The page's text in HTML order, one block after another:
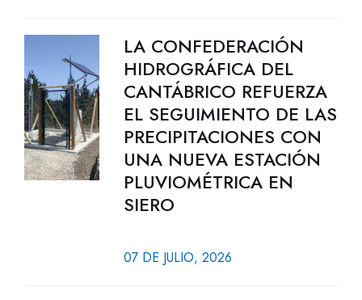
LA CONFEDERACIÓN
HIDROGRÁFICA DEL
CANTÁBRICO REFUERZA
EL SEGUIMIENTO DE LAS
PRECIPITACIONES CON
UNA NUEVA ESTACIÓN
PLUVIOMÉTRICA EN
SIERO
07 DE JULIO, 2026